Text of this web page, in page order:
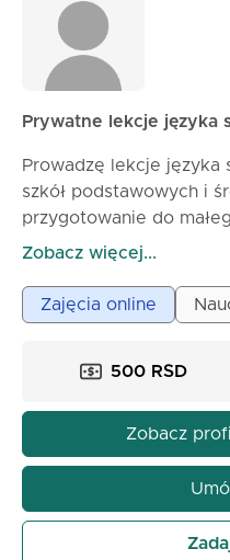
Prywatne lekcje języka
Prowadzę lekcje języka
szkół podstawowych i
przygotowanie do
Materiał jest omawiany
każdego ucznia. Cena
minut wynosi 500
Zobacz więcej...
Zajęcia online
500 RSD
Zobacz